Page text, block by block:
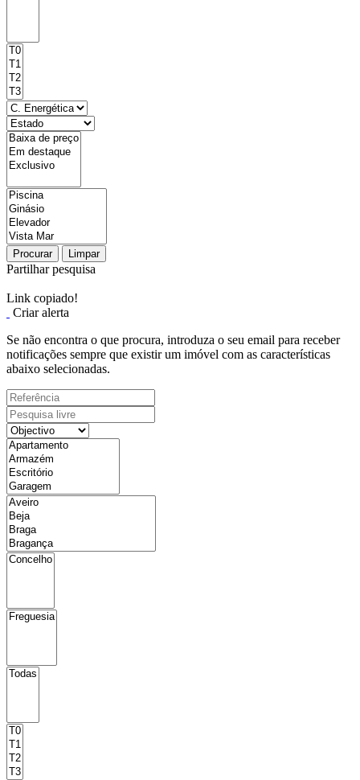
Procurar Limpar
Partilhar pesquisa
Link copiado!
Criar alerta
Se não encontra o que procura, introduza o seu email para receber
notificações sempre que existir um imóvel com as características
abaixo selecionadas.